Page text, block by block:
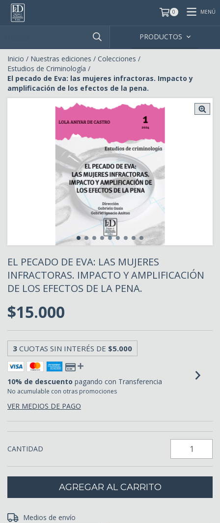
0 MENÚ
PRODUCTOS
Inicio / Nuestras ediciones / Colecciones /
Estudios de Criminología /
El pecado de Eva: las mujeres infractoras. Impacto y
amplificación de los efectos de la pena.
EL PECADO DE EVA: LAS MUJERES
INFRACTORAS. IMPACTO Y AMPLIFICACIÓN
DE LOS EFECTOS DE LA PENA.
$15.000
3 CUOTAS SIN INTERÉS DE $5.000
10% de descuento pagando con Transferencia
No acumulable con otras promociones
VER MEDIOS DE PAGO
CANTIDAD
Entregas para el CP:
Medios de envío